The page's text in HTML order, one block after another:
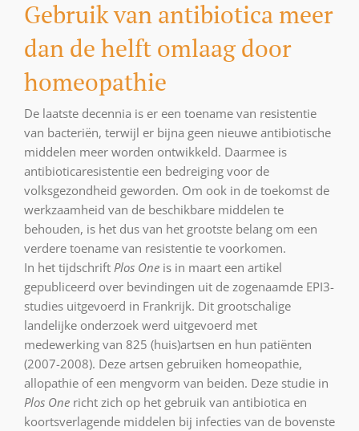
Gebruik van antibiotica meer
dan de helft omlaag door
homeopathie
De laatste decennia is er een toename van resistentie
van bacteriën, terwijl er bijna geen nieuwe antibiotische
middelen meer worden ontwikkeld. Daarmee is
antibioticaresistentie een bedreiging voor de
volksgezondheid geworden. Om ook in de toekomst de
werkzaamheid van de beschikbare middelen te
behouden, is het dus van het grootste belang om een
verdere toename van resistentie te voorkomen.
In het tijdschrift Plos One is in maart een artikel
gepubliceerd over bevindingen uit de zogenaamde EPI3-
studies uitgevoerd in Frankrijk. Dit grootschalige
landelijke onderzoek werd uitgevoerd met
medewerking van 825 (huis)artsen en hun patiënten
(2007-2008). Deze artsen gebruiken homeopathie,
allopathie of een mengvorm van beiden. Deze studie in
Plos One richt zich op het gebruik van antibiotica en
koortsverlagende middelen bij infecties van de bovenste